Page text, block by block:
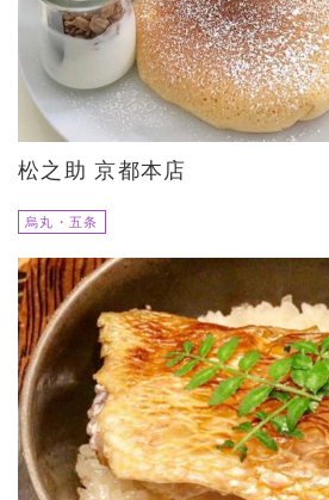
松之助 京都本店
烏丸・五条